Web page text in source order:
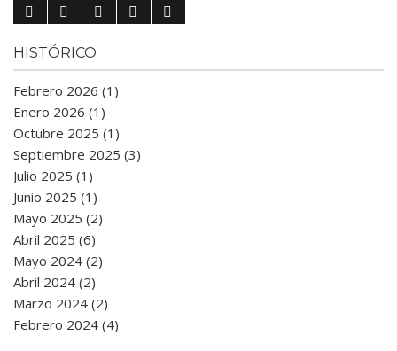
HISTÓRICO
Febrero 2026 (1)
Enero 2026 (1)
Octubre 2025 (1)
Septiembre 2025 (3)
Julio 2025 (1)
Junio 2025 (1)
Mayo 2025 (2)
Abril 2025 (6)
Mayo 2024 (2)
Abril 2024 (2)
Marzo 2024 (2)
Febrero 2024 (4)